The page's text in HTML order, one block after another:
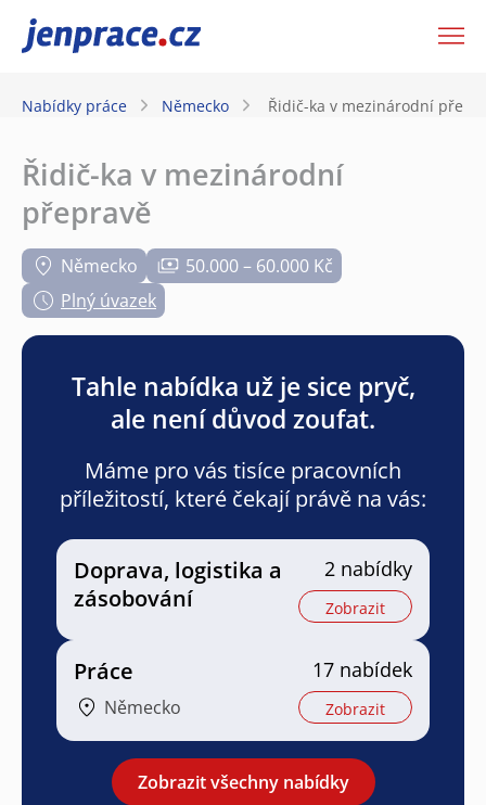
JenPráce.cz
Nabídky práce Německo Řidič-ka v mezinárodní
Řidič-ka v mezinárodní
přepravě
Německo
50.000 – 60.000 Kč
Plný úvazek
Tahle nabídka už je sice pryč,
ale není důvod zoufat.
Máme pro vás tisíce pracovních
příležitostí, které čekají právě na vás:
Doprava, logistika a
zásobování
2 nabídky
Zobrazit
Práce
Německo
17 nabídek
Zobrazit
Zobrazit všechny nabídky